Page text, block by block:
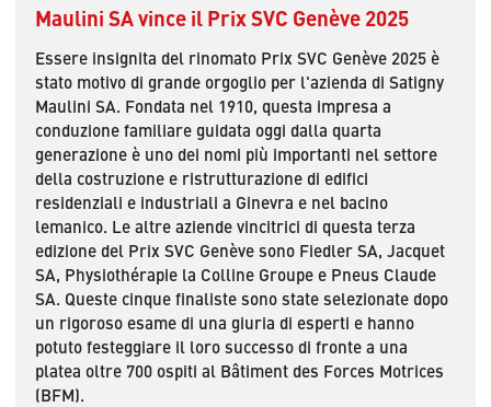
Maulini SA vince il Prix SVC Genève 2025
Essere insignita del rinomato Prix SVC Genève 2025 è
stato motivo di grande orgoglio per l'azienda di Satigny
Maulini SA. Fondata nel 1910, questa impresa a
conduzione familiare guidata oggi dalla quarta
generazione è uno dei nomi più importanti nel settore
della costruzione e ristrutturazione di edifici
residenziali e industriali a Ginevra e nel bacino
lemanico. Le altre aziende vincitrici di questa terza
edizione del Prix SVC Genève sono Fiedler SA, Jacquet
SA, Physiothérapie la Colline Groupe e Pneus Claude
SA. Queste cinque finaliste sono state selezionate dopo
un rigoroso esame di una giuria di esperti e hanno
potuto festeggiare il loro successo di fronte a una
platea oltre 700 ospiti al Bâtiment des Forces Motrices
(BFM).